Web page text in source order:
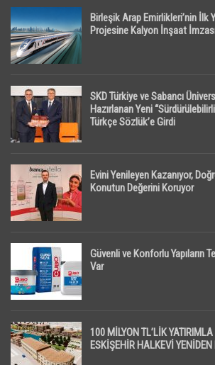
Birleşik Arap Emirlikleri’nin İlk
Projesine Kalyon İnşaat
SKD Türkiye ve Sabancı
Hazırlanan Yeni
Türkçe Sözlük’e Girdi
Evini Yenileyen Kazanıyor,
Konutun Değerini Koruyor
Güvenli ve Konforlu Yapıların
Var
100 MİLYON TL’LİK
ESKİŞEHİR HALKEVİ YENİDEN